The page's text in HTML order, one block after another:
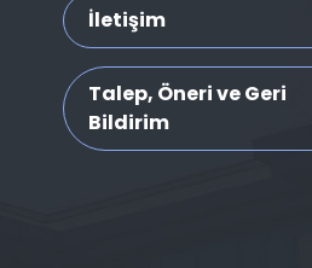
İletişim
Talep, Öneri ve Geri
Bildirim